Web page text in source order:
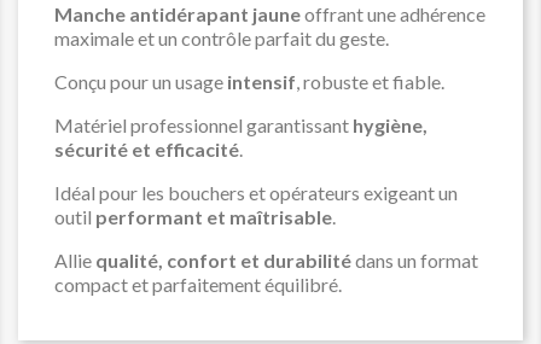
Manche antidérapant jauneoffrant une adhérence
maximale et un contrôle parfait du geste.
Conçu pour un usage intensif , robuste et fiable.
Matériel professionnel garantissant hygiène,
sécurité et efficacité
Idéal pour les bouchers et opérateurs exigeant un
outil performant et maîtrisable
Allie qualité, confort et durabilitédans un format
compact et parfaitement équilibré.